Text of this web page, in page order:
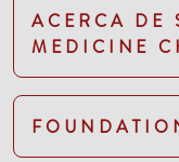
ACERCA DE
MEDICINE